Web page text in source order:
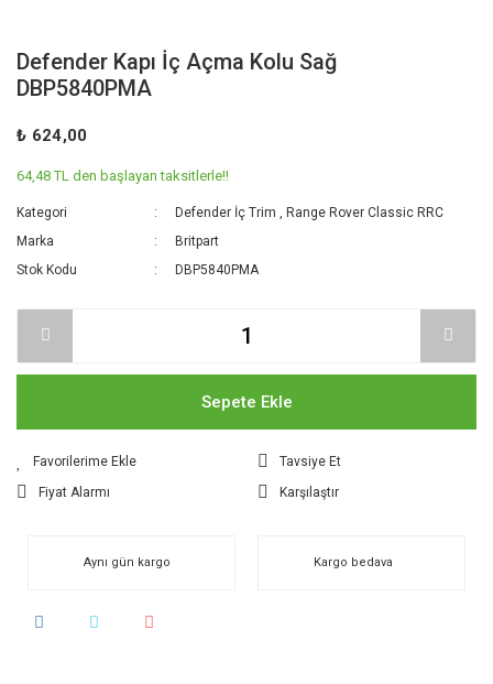
Defender Kapı İç Açma Kolu Sağ
DBP5840PMA
₺ 624,00
64,48 TL den başlayan taksitlerle!!
Kategori Defender İç Trim ,Range Rover Classic RRC
Marka
Britpart
Stok Kodu
DBP5840PMA
Sepete Ekle
Tavsiye Et
Fiyat Alarmı
Karşılaştır
Aynı gün kargo Kargo bedava